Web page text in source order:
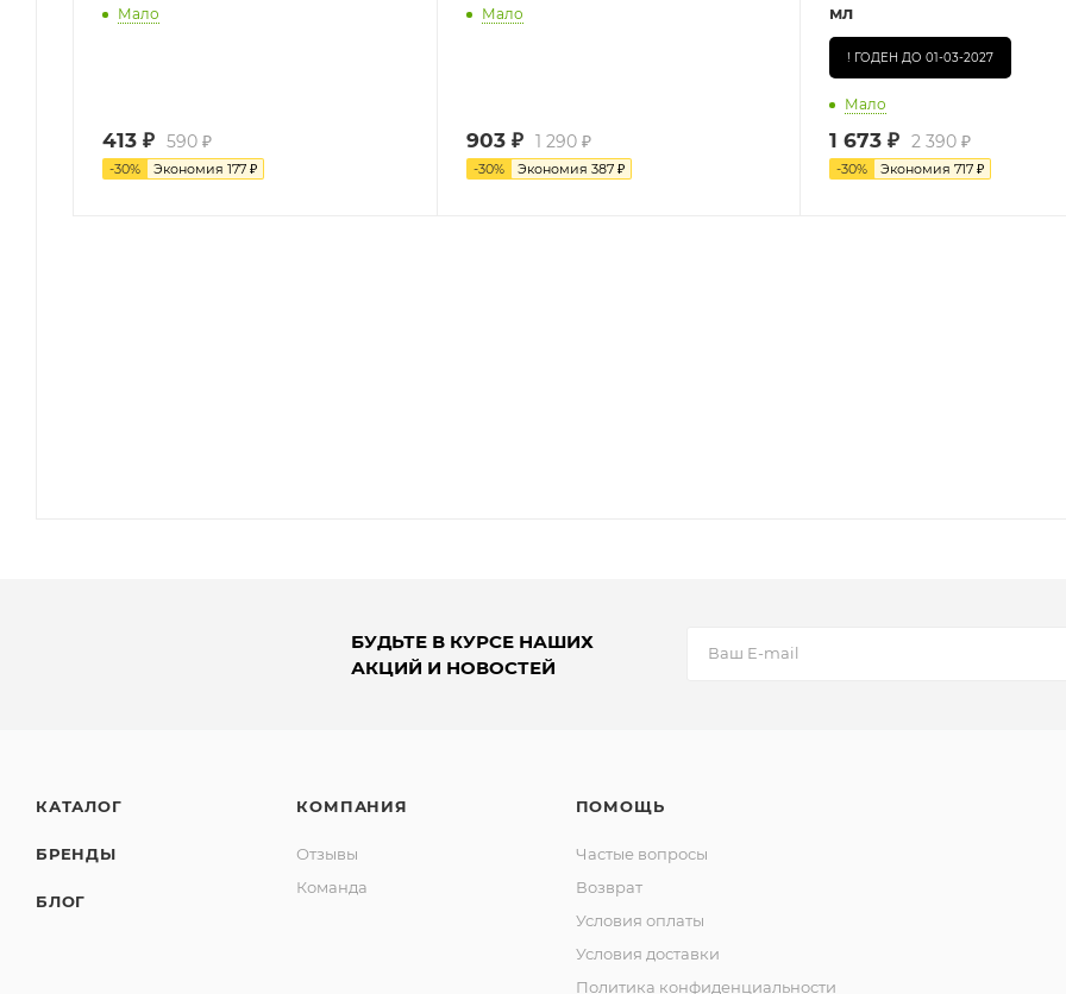
Мало
413 ₽ 590 ₽
-30% Экономия 177 ₽
Мало
903₽ 1 290₽
-30% Экономия 387₽
мл
! ГОДЕН ДО 01-03-2027
Мало
1 673 ₽ 2 390 ₽
-30% Экономия 717 ₽
БУДЬТЕ В КУРСЕ НАШИХ
АКЦИЙ И НОВОСТЕЙ
КАТАЛОГ
БРЕНДЫ
БЛОГ
КОМПАНИЯ
Отзывы
Команда
ПОМОЩЬ
Частые вопросы
Возврат
Условия оплаты
Условия доставки
Политика конфиденциальности